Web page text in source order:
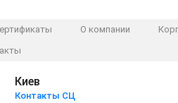
О компании
Киев
Контакты СЦ